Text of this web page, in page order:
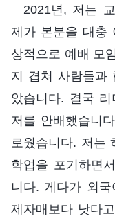
2021년, 저는
제가 본분을 대충
상적으로 예배 모
지 겹쳐 사람들과
았습니다. 결국
저를 안배했습니
로웠습니다. 저는
학업을 포기하면
니다. 게다가 외
제자매보다 낫다